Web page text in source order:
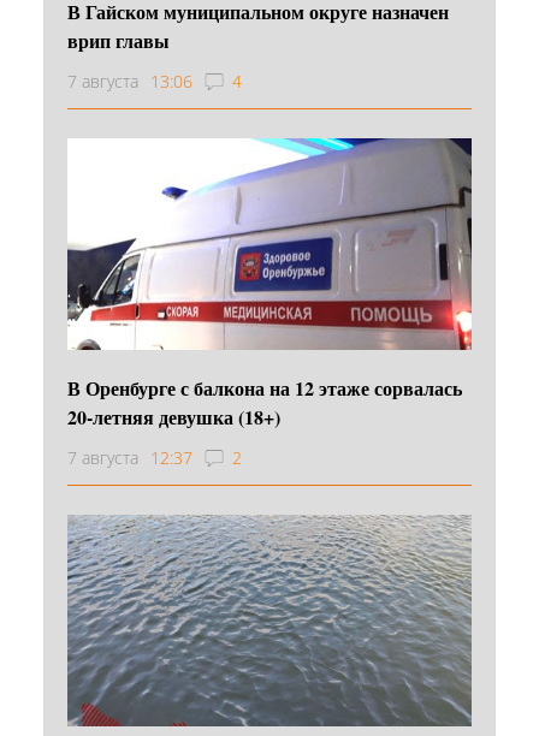
В Гайском муниципальном округе назначен
врип главы
7 августа 13:06 4
В Оренбурге с балкона на 12 этаже сорвалась
20-летняя девушка (18+)
7 августа 12:37 2